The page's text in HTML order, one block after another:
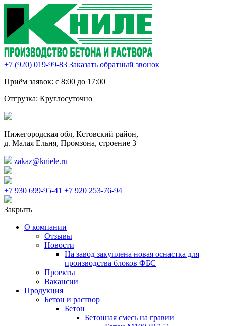
+7 (920) 019-99-83 Заказать обратный звонок
Приём заявок: с 8:00 до 17:00
Отгрузка: Круглосуточно
Нижегородская обл, Кстовский район,
д. Малая Ельня, Промзона, строение 3
zakaz@kniele.ru
+7 930 699-95-41 +7 920 253-76-94
Закрыть
О компании
Отзывы
Новости
На завод закуплена новая оснастка для
производства блоков ФБС
Проекты
Вакансии
Продукция
Бетон и раствор
Бетон
Бетонная смесь на гравии